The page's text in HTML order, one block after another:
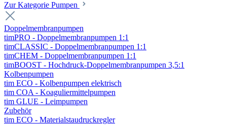
Zur Kategorie Pumpen
Doppelmembranpumpen
timPRO - Doppelmembranpumpen 1:1
timCLASSIC - Doppelmembranpumpen 1:1
timCHEM - Doppelmembranpumpen 1:1
timBOOST - Hochdruck-Doppelmembranpumpen 3,5:1
Kolbenpumpen
tim ECO - Kolbenpumpen elektrisch
tim COA - Koaguliermittelpumpen
tim GLUE - Leimpumpen
Zubehör
tim ECO - Materialstaudruckregler